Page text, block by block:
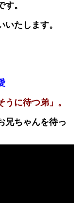
。
たします。
に待つ弟」。
ちゃんを待っ